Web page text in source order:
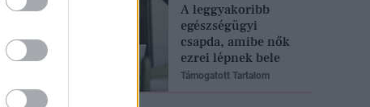
A leggyakoribb
egészségügyi
csapda, amibe nők
ezrei lépnek bele
Támogatott Tartalom